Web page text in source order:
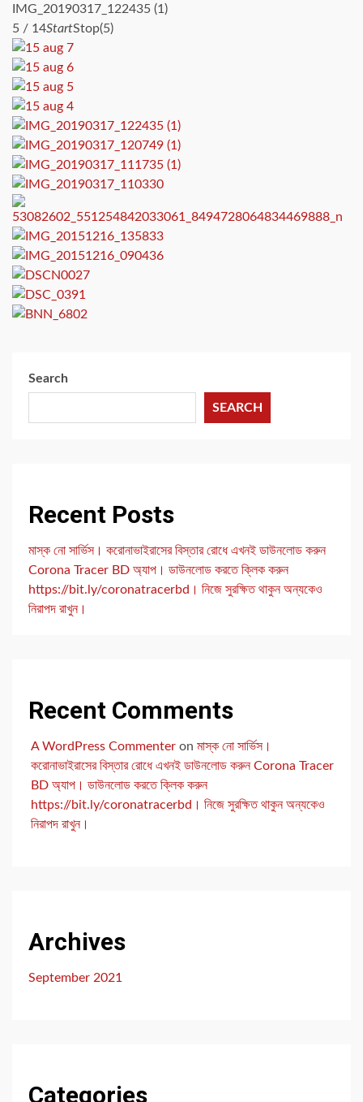
IMG_20190317_122435 (1)
5 / 14StartStop(5)
Search
SEARCH
Recent Posts
মাস্ক নো সার্ভিস। করোনাভাইরাসের বিস্তার রোধে এখনই ডাউনলোড করুন
Corona Tracer BD অ্যাপ। ডাউনলোড করতে ক্লিক করুন
https://bit.ly/coronatracerbd। নিজে সুরক্ষিত থাকুন অন্যকেও
নিরাপদ রাখুন।
Recent Comments
A WordPress Commenter on মাস্ক নো সার্ভিস।
করোনাভাইরাসের বিস্তার রোধে এখনই ডাউনলোড করুন Corona Tracer
BD অ্যাপ। ডাউনলোড করতে ক্লিক করুন
https://bit.ly/coronatracerbd। নিজে সুরক্ষিত থাকুন অন্যকেও
নিরাপদ রাখুন।
Archives
September 2021
Categories